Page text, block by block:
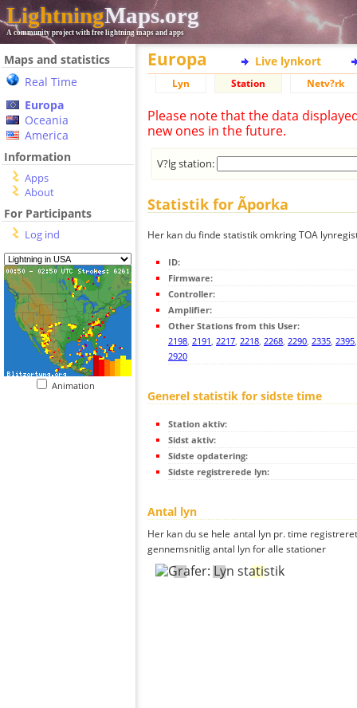
LightningMaps.org
A community project with free lightning maps and apps
Maps and statistics
Real Time
Europa
Oceania
America
Information
Apps
About
For Participants
Log ind
Animation
Europa Live lynkort
Lyn Station Netv?rk
Please note that the data
new ones in the future.
V?lg station:
Statistik for Ãporka
Her kan du finde statistik omkring TOA
ID:
Firmware:
Controller:
Amplifier:
Other Stations from this User:
2198, 2191, 2217, 2218, 2268, 2290, 2335, 2395
2920
Generel statistik for sidste time
Station aktiv:
Sidst aktiv:
Sidste opdatering:
Sidste registrerede lyn:
Antal lyn
Her kan du se hele antal lyn pr. time
gennemsnitlig antal lyn for alle stationer